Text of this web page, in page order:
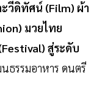
วีดิทัศน์ (Film) ผ้า
มวยไทย
สู่ระดับ
ธรรมอาหาร ดนตรี